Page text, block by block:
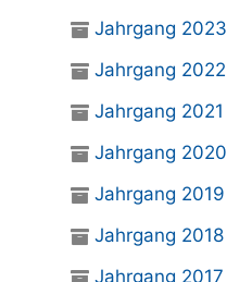
Jahrgang 2023
Jahrgang 2022
Jahrgang 2021
Jahrgang 2020
Jahrgang 2019
Jahrgang 2018
Jahrgang 2017